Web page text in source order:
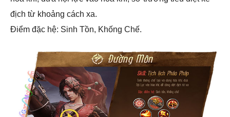
địch từ khoảng cách xa.
Điểm đặc hệ: Sinh Tồn, Khống Chế.